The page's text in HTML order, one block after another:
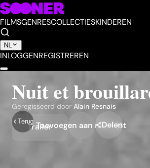
FILMSGENRESCOLLECTIESKINDEREN
NL
INLOGGENREGISTREREN
Terug
Nuit et
Geregisseerd door Alain Resnais
Trailer
Toevoegen aan mijn lijst
Delen